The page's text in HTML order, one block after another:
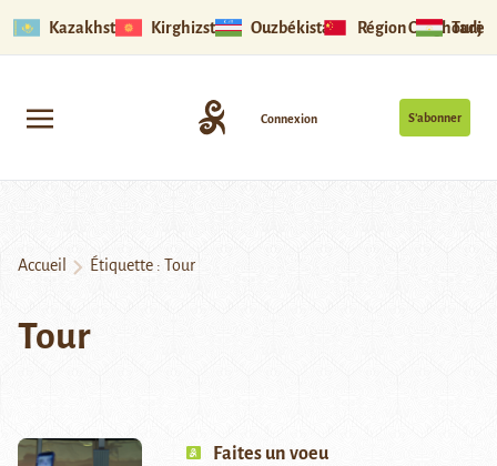
Kazakhstan Kirghizstan Ouzbékistan Région Ouïghoure
S’abonner
Connexion
Accueil Étiquette : Tour
Tour
Faites un voeu